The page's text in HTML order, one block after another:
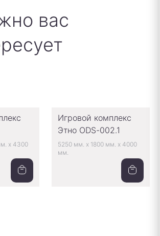
вас
x 4300
Игровой комплекс
Этно ODS-002.1
5250 мм. x 1800 мм. x 4000
мм.